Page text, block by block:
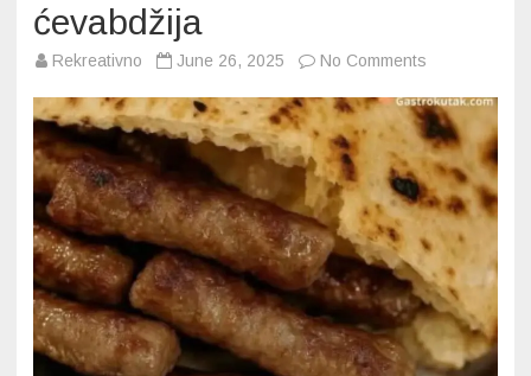
ćevabdžija
Rekreativno June 26, 2025 No Comments
ĆEVAPA:
Kako
da
sami
napravite
smjesu
za
ćevape
kao
pravi
ćevabdžija